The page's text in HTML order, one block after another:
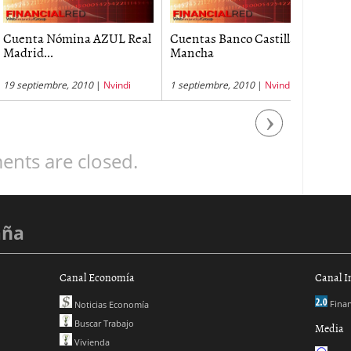
Nómina AZUL Real
2010|Nvindi
Cuentas Banco Castilla-La
Mancha
1 septiembre, 2010|Nvindi
Next
are closed.
Canal Economía
Noticias Economía
Buscar Trabajo
Vivienda
Canal
Media